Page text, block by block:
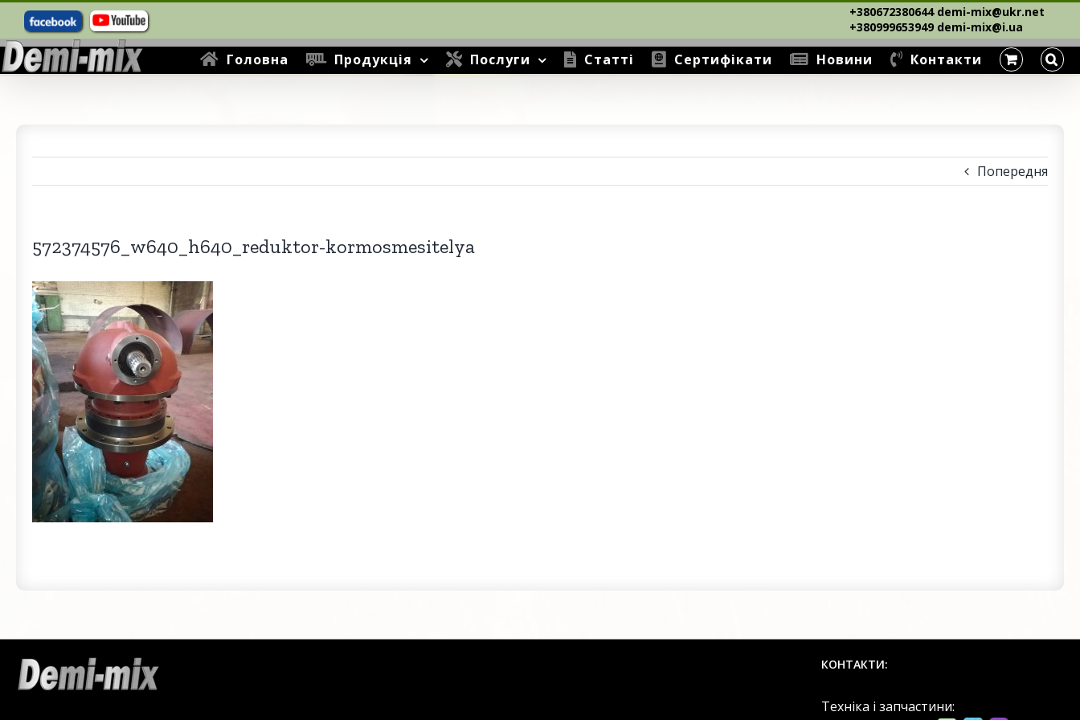
Skip
content
+380672380644 demi-mix@ukr.net ‎
+380999653949 demi-mix@i.ua
Пошук
Головна
Продукція Послуги Статті Сертифікати Новини Контакти
Попередня
572374576_w640_h640_reduktor-kormosmesitelya
КОНТАКТИ:
Техніка і запчастини: